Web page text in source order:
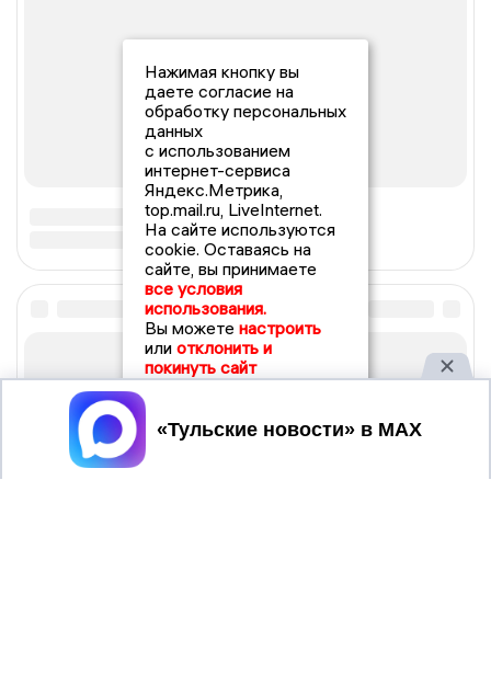
Нажимая кнопку вы
даете согласие на
обработку персональных
данных
с использованием
интернет-сервиса
Яндекс.Метрика,
top.mail.ru, LiveInternet.
На сайте используются
cookie. Оставаясь на
сайте, вы принимаете
все условия
использования.
Вы можете настроить
или отклонить и
покинуть сайт
Принять